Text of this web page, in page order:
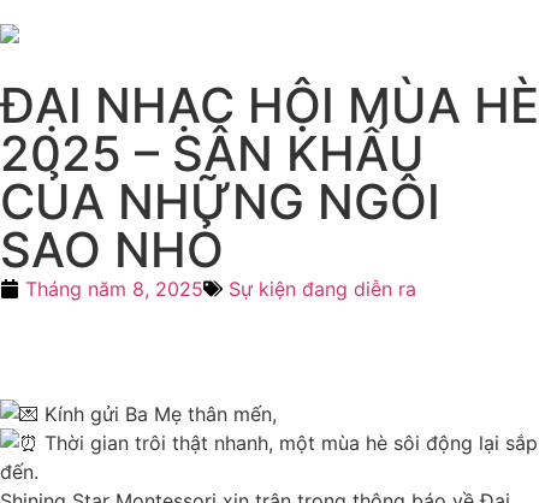
ĐẠI NHẠC HỘI MÙA HÈ
2025 – SÂN KHẤU
CỦA NHỮNG NGÔI
SAO NHỎ
Tháng năm 8, 2025 Sự kiện đang diễn ra
Kính gửi Ba Mẹ thân mến,
Thời gian trôi thật nhanh, một mùa hè sôi động lại sắp
đến.